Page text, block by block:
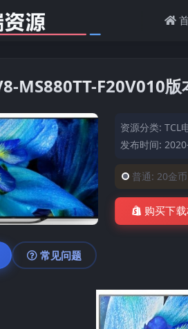
MS880TT-F20V010
资源分类:TCL
发布时间:
普通: 20金币
购买下
常见问题